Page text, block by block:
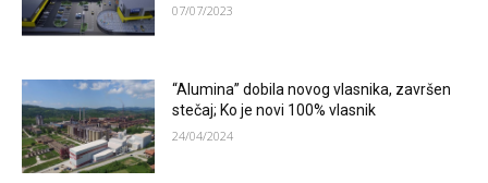
07/07/2023
“Alumina” dobila novog vlasnika, završen
stečaj; Ko je novi 100% vlasnik
24/04/2024